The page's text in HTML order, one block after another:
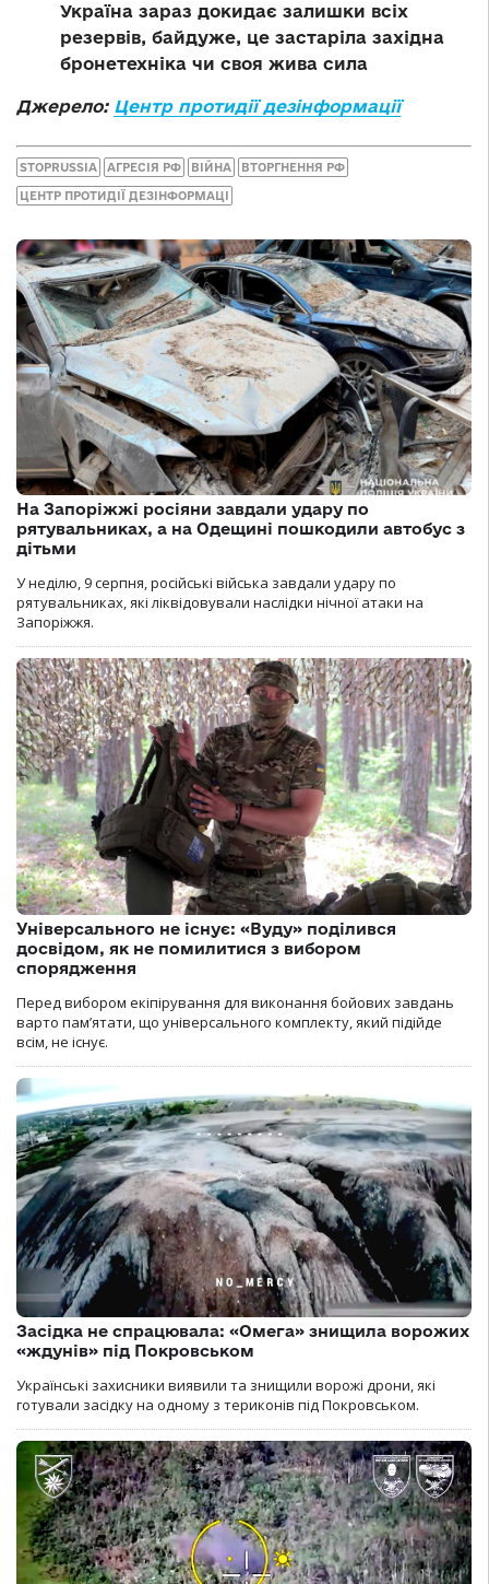
Україна зараз докидає залишки всіх
резервів, байдуже, це застаріла західна
бронетехніка чи своя жива сила
Джерело: Центр протидії дезінформації
STOPRUSSIA АГРЕСІЯ РФ ВІЙНА ВТОРГНЕННЯ РФ
ЦЕНТР ПРОТИДІЇ ДЕЗІНФОРМАЦІ
На Запоріжжі росіяни завдали удару по
рятувальниках, а на Одещині пошкодили автобус з
дітьми
У неділю, 9 серпня, російські війська завдали удару по
рятувальниках, які ліквідовували наслідки нічної атаки на
Запоріжжя.
Універсального не існує: «Вуду» поділився
досвідом, як не помилитися з вибором
спорядження
Перед вибором екіпірування для виконання бойових завдань
варто пам’ятати, що універсального комплекту, який підійде
всім, не існує.
Засідка не спрацювала: «Омега» знищила ворожих
«ждунів» під Покровськом
Українські захисники виявили та знищили ворожі дрони, які
готували засідку на одному з териконів під Покровськом.